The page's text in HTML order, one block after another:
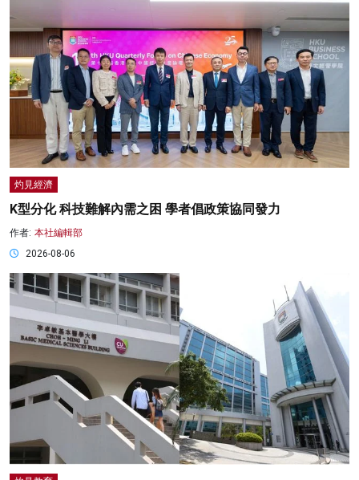
灼見經濟
K型分化 科技難解內需之困 學者倡政策協同發力
作者: 本社編輯部
2026-08-06